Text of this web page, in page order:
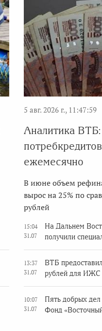
5 авг. 2026 г., 11:47:59
Аналитика
ежемесячно
В июне объем
вырос на 25% по
рублей
15:04
31.07
На Дальнем
получили
13:37
31.07
ВТБ
рублей для ИЖС
10:07
31.07
Пять добрых
Фонд